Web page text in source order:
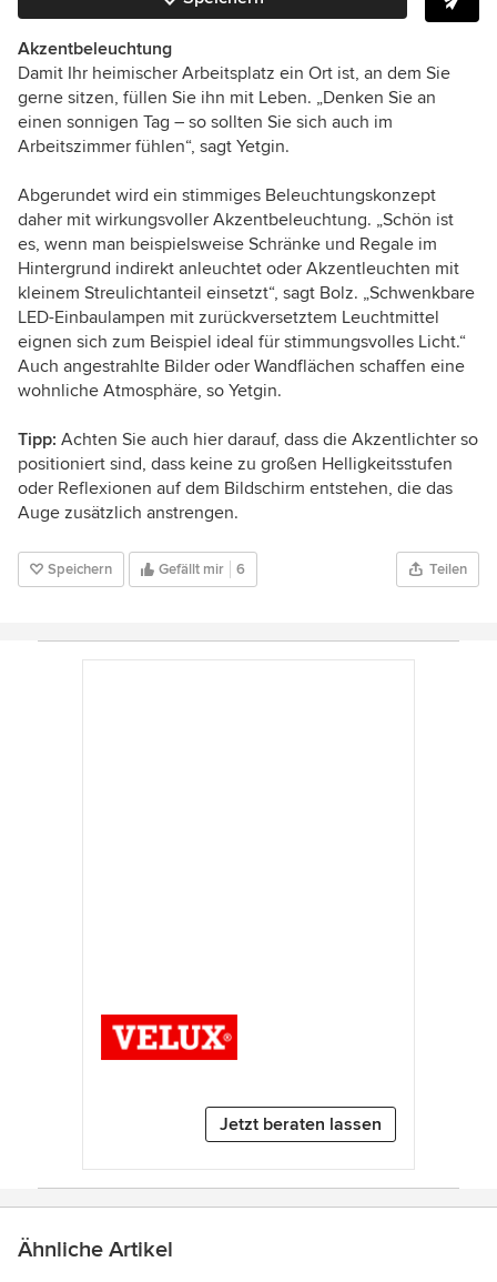
Akzentbeleuchtung
Damit Ihr heimischer Arbeitsplatz ein Ort ist, an dem Sie
gerne sitzen, füllen Sie ihn mit Leben. „Denken Sie an
einen sonnigen Tag – so sollten Sie sich auch im
Arbeitszimmer fühlen“, sagt Yetgin.
Abgerundet wird ein stimmiges Beleuchtungskonzept
daher mit wirkungsvoller Akzentbeleuchtung. „Schön ist
es, wenn man beispielsweise Schränke und Regale im
Hintergrund indirekt anleuchtet oder Akzentleuchten mit
kleinem Streulichtanteil einsetzt“, sagt Bolz. „Schwenkbare
LED-Einbaulampen mit zurückversetztem Leuchtmittel
eignen sich zum Beispiel ideal für stimmungsvolles Licht.“
Auch angestrahlte Bilder oder Wandflächen schaffen eine
wohnliche Atmosphäre, so Yetgin.
Tipp: Achten Sie auch hier darauf, dass die Akzentlichter so
positioniert sind, dass keine zu großen Helligkeitsstufen
oder Reflexionen auf dem Bildschirm entstehen, die das
Auge zusätzlich anstrengen.
Speichern Gefällt mir 6 Teilen
Jetzt beraten lassen
Ähnliche Artikel